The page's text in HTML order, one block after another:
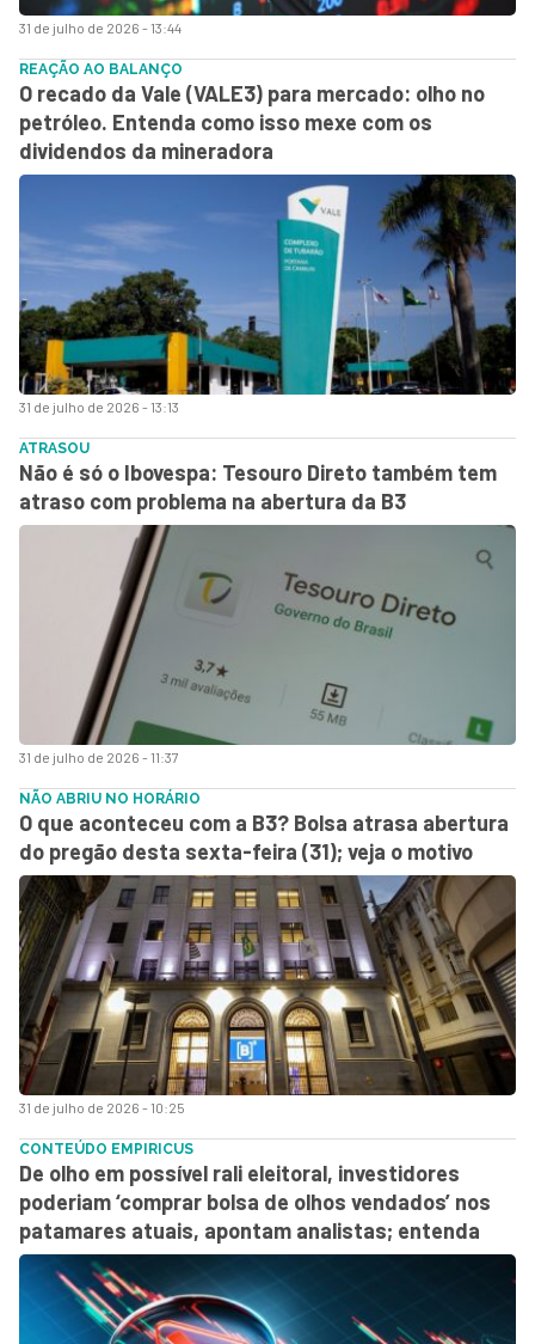
31 de julho de 2026 - 13:44
31 de julho de 2026 - 13:13
REAÇÃO AO BALANÇO
O recado da Vale (VALE3) para mercado: olho no
petróleo. Entenda como isso mexe com os
dividendos da mineradora
31 de julho de 2026 - 11:37
ATRASOU
Não é só o Ibovespa: Tesouro Direto também tem
atraso com problema na abertura da B3
31 de julho de 2026 - 10:25
NÃO ABRIU NO HORÁRIO
O que aconteceu com a B3? Bolsa atrasa abertura
do pregão desta sexta-feira (31); veja o motivo
CONTEÚDO EMPIRICUS
De olho em possível rali eleitoral, investidores
poderiam ‘comprar bolsa de olhos vendados’ nos
patamares atuais, apontam analistas; entenda